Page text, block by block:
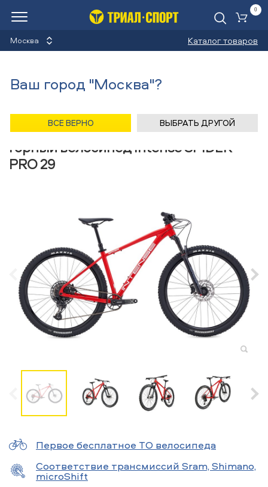
Москва Каталог товаров
0
Горный велосипед Intense SPIDER
PRO 29
Первое бесплатное ТО велосипеда
Соответствие трансмиссий Sram, Shimano,
microShift
Ваш город "Москва"?
ВСЕ ВЕРНО ВЫБРАТЬ ДРУГОЙ